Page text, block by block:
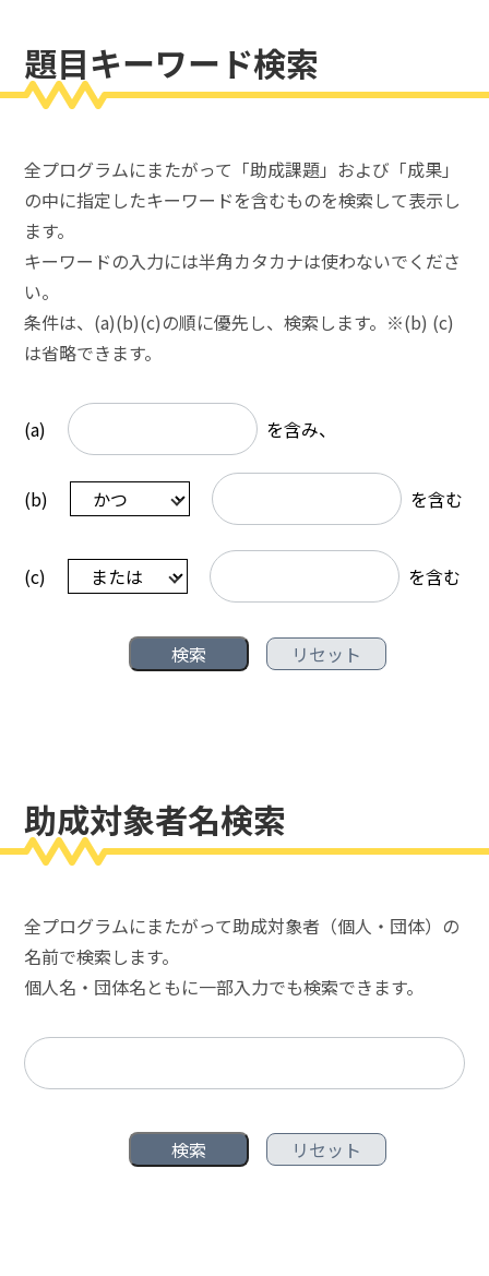
題目キーワード検索
全プログラムにまたがって「助成課題」および「成果」
の中に指定したキーワードを含むものを検索して表示し
ます。
キーワードの入力には半角カタカナは使わないでくださ
い。
条件は、(a)(b)(c)の順に優先し、検索します。※(b) (c)
は省略できます。
(a) を含み、
(b) を含む
(c) を含む
助成対象者名検索
全プログラムにまたがって助成対象者（個人・団体）の
名前で検索します。
個人名・団体名ともに一部入力でも検索できます。